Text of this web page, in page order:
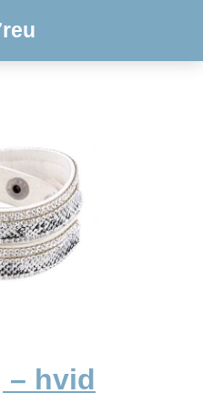
– hvid